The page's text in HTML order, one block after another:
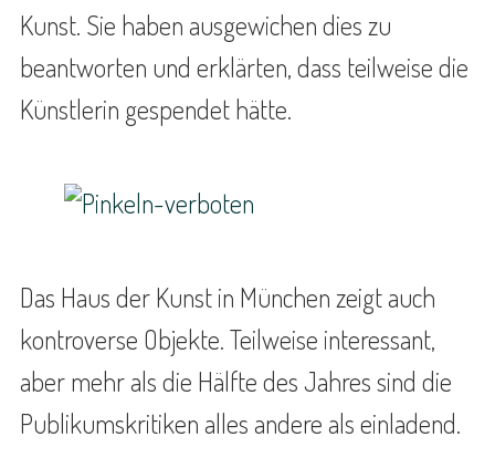
Kunst. Sie haben ausgewichen dies zu
beantworten und erklärten, dass teilweise die
Künstlerin gespendet hätte.
Das Haus der Kunst in München zeigt auch
kontroverse Objekte. Teilweise interessant,
aber mehr als die Hälfte des Jahres sind die
Publikumskritiken alles andere als einladend.